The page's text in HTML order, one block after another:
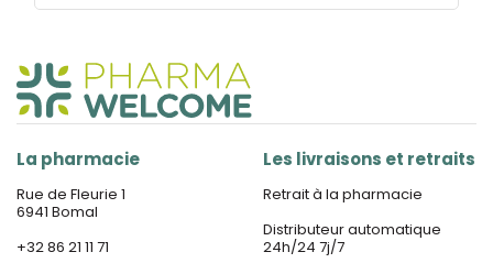
La pharmacie
Rue de Fleurie 1
6941 Bomal
+32 86 21 11 71
Les livraisons et retraits
Retrait à la pharmacie
Distributeur automatique
24h/24 7j/7